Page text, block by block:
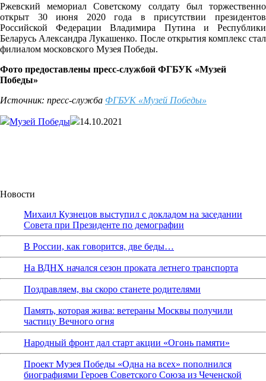
Ржевский мемориал Советскому солдату был торжественно
открыт 30 июня 2020 года в присутствии президентов
Российской Федерации Владимира Путина и Республики
Беларусь Александра Лукашенко. После открытия комплекс стал
филиалом московского Музея Победы.
Фото предоставлены пресс-службой ФГБУК «Музей
Победы»
Источник: пресс-служба ФГБУК «Музей Победы»
Музей Победы 14.10.2021
Новости
Михаил Кузнецов выступил с докладом на заседании
Совета при Президенте по демографии
В России, как говорится, две беды…
На ВДНХ начался сезон проката летнего транспорта
Поздравляем, вы скоро станете родителями
Память, которая жива: ветераны Москвы получили
частицу Вечного огня
Народный фронт дал старт акции «Огонь памяти»
Проект Музея Победы «Одна на всех» пополнился
биографиями Героев Советского Союза из Чеченской